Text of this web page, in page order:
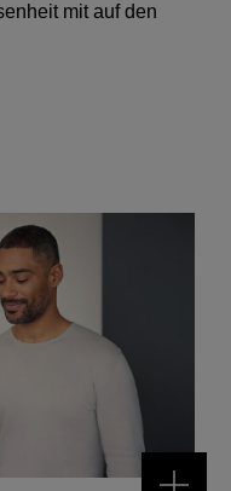
mit auf den